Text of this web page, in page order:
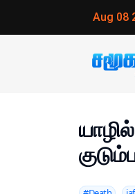
Aug 08